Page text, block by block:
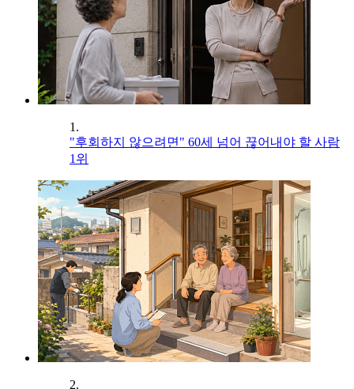
1.
"후회하지 않으려면" 60세 넘어 끊어내야 할 사람
1위
2.